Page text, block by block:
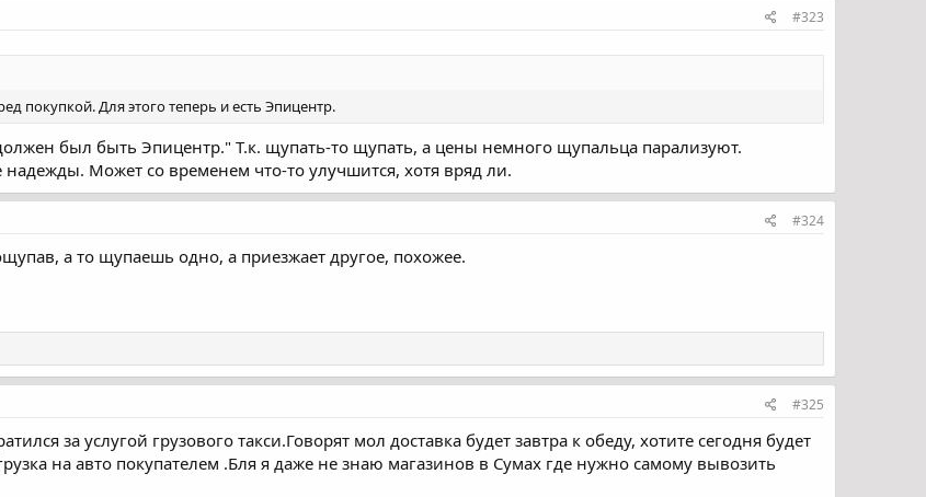
#323
покупкой. Для этого теперь и есть Эпицентр.
был быть Эпицентр." Т.к. щупать-то щупать, а цены немного щупальца парализуют.
надежды. Может со временем что-то улучшится, хотя вряд ли.
#324
а то щупаешь одно, а приезжает другое, похожее.
#325
за услугой грузового такси.Говорят мол доставка будет завтра к обеду, хотите сегодня будет
на авто покупателем .Бля я даже не знаю магазинов в Сумах где нужно самому вывозить